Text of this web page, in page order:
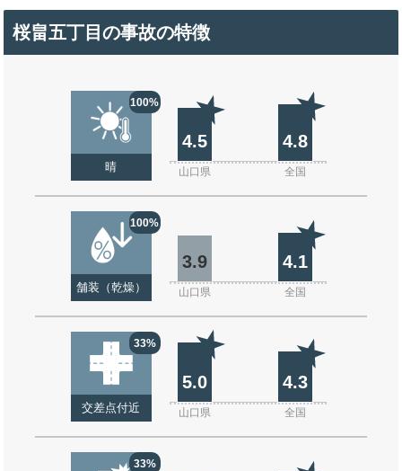
桜畠五丁目の事故の特徴
100%
晴
4.5 4.8
山口県 全国
100%
舗装（乾燥）
3.9 4.1
山口県 全国
33%
交差点付近
5.0 4.3
山口県 全国
33%